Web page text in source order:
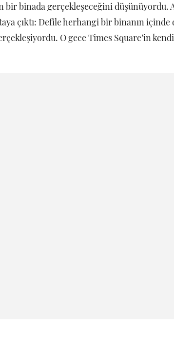
bir binada gerçekleşeceğini düşünüyordu.
çıktı: Defile herhangi bir binanın
O gece Times Square’in